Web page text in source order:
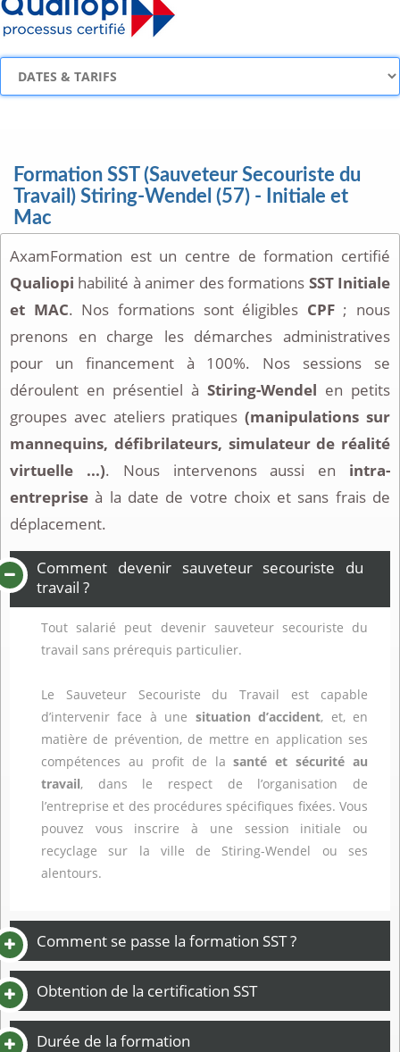
Formation SST (Sauveteur Secouriste du
Travail) Stiring-Wendel (57) - Initiale et
Mac
AxamFormation est un centre de formation certifié
Qualiopi habilité à animer des formations SST Initiale
et MAC. Nos formations sont éligibles CPF; nous
prenons en charge les démarches administratives
pour un financement à 100%. Nos sessions se
déroulent en présentiel à Stiring-Wendel en petits
groupes avec ateliers pratiques(manipulations sur
mannequins, défibrilateurs, simulateur de réalité
virtuelle ...). Nous intervenons aussi en intra-
entreprise à la date de votre choix et sans frais de
déplacement.
Comment devenir sauveteur secouriste du
travail ?
Tout salarié peut devenir sauveteur secouriste du
travail sans prérequis particulier.
Le Sauveteur Secouriste du Travail est capable
d’intervenir face à une situation d’accident, et, en
matière de prévention, de mettre en application ses
compétences au profit de lasanté et sécurité au
travail, dans le respect de l’organisation de
l’entreprise et des procédures spécifiques fixées. Vous
pouvez vous inscrire à une session initiale ou
recyclage sur la ville de Stiring-Wendel ou ses
alentours.
Comment se passe la formation SST ?
Obtention de la certification SST
Durée de la formation